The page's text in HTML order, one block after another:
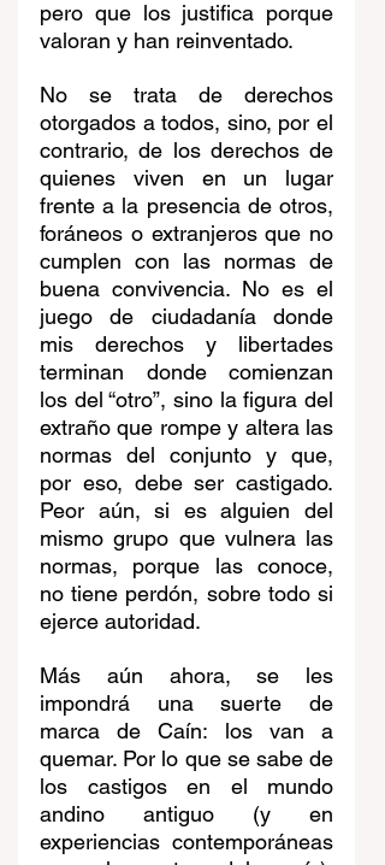
pero que los justifica porque
valoran y han reinventado.
No se trata de derechos
otorgados a todos, sino, por el
contrario, de los derechos de
quienes viven en un lugar
frente a la presencia de otros,
foráneos o extranjeros que no
cumplen con las normas de
buena convivencia. No es el
juego de ciudadanía donde
mis derechos y libertades
terminan donde comienzan
los del “otro”, sino la figura del
extraño que rompe y altera las
normas del conjunto y que,
por eso, debe ser castigado.
Peor aún, si es alguien del
mismo grupo que vulnera las
normas, porque las conoce,
no tiene perdón, sobre todo si
ejerce autoridad.
Más aún ahora, se les
impondrá una suerte de
marca de Caín: los van a
quemar. Por lo que se sabe de
los castigos en el mundo
andino antiguo (y en
experiencias contemporáneas